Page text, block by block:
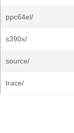
ppc64el/
s390x/
source/
trace/